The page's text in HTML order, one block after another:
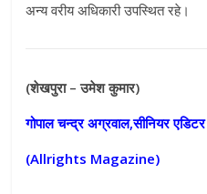
अन्य वरीय अधिकारी उपस्थित रहे।
(शेखपुरा – उमेश कुमार)
गोपाल चन्द्र अग्रवाल,सीनियर एडिटर
(Allrights Magazine)